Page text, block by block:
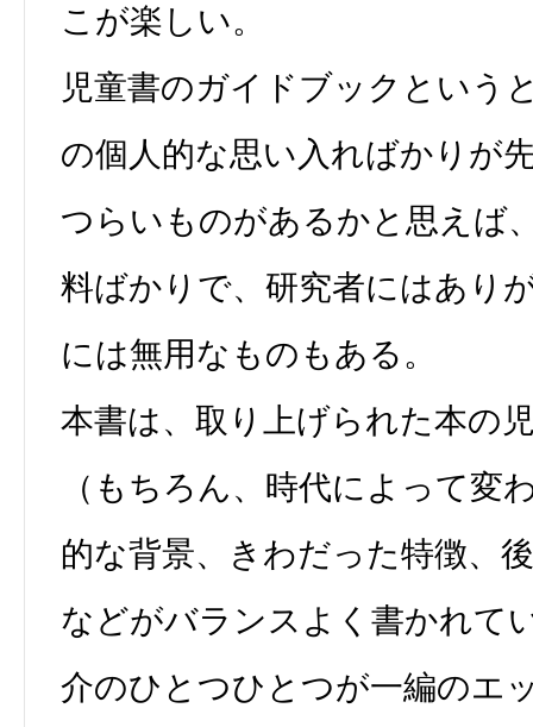
こが楽しい。
児童書のガイドブックという
の個人的な思い入ればかりが
つらいものがあるかと思えば
料ばかりで、研究者にはあり
には無用なものもある。
本書は、取り上げられた本の
（もちろん、時代によって変
的な背景、きわだった特徴、
などがバランスよく書かれて
介のひとつひとつが一編のエ